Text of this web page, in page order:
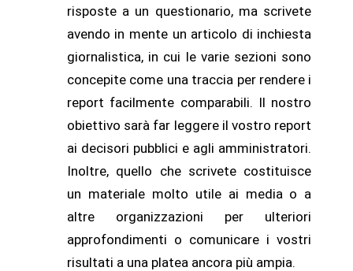
risposte a un questionario, ma scrivete
avendo in mente un articolo di inchiesta
giornalistica, in cui le varie sezioni sono
concepite come una traccia per rendere i
report facilmente comparabili. Il nostro
obiettivo sarà far leggere il vostro report
ai decisori pubblici e agli amministratori.
Inoltre, quello che scrivete costituisce
un materiale molto utile ai media o a
altre organizzazioni per ulteriori
approfondimenti o comunicare i vostri
risultati a una platea ancora più ampia.